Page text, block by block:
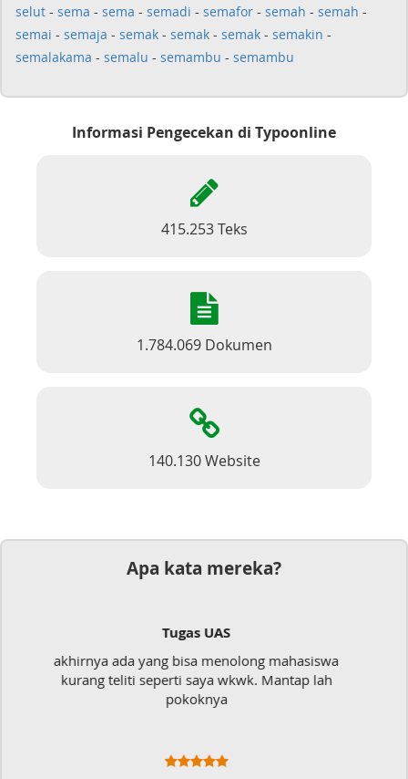
selut - sema - sema - semadi - semafor - semah - semah -
semai - semaja - semak - semak - semak - semakin -
semalakama - semalu - semambu - semambu
Informasi Pengecekan di Typoonline
415.253 Teks
1.784.069 Dokumen
140.130 Website
Apa kata mereka?
Dokumen
Mudah sekali, tinggal kirim dokumennya
langsung jadi